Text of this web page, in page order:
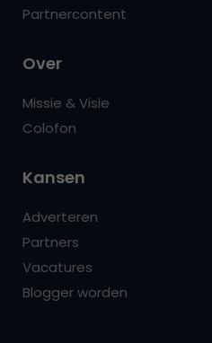
Partnercontent
Over
Missie & Visie
Colofon
Kansen
Adverteren
Partners
Vacatures
Blogger worden